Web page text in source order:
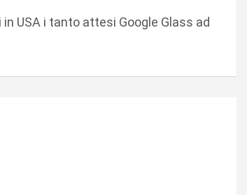
USA i tanto attesi Google Glass ad